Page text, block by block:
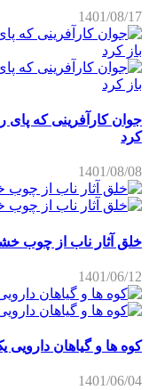
1401/08/17
جوان کارآفرینی که پای
کرد
1401/08/08
خلق آثار ناب از چوب
1401/06/12
کوه ها و گیاهان
1401/06/04